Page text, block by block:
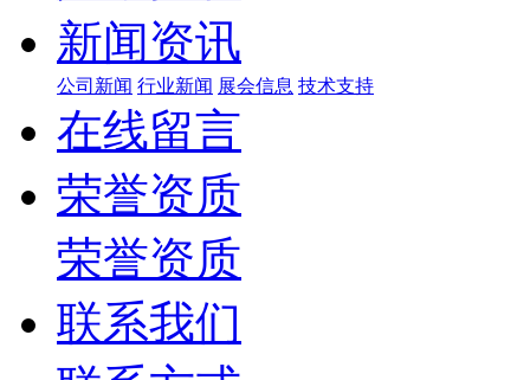
新闻资讯
公司新闻 行业新闻 展会信息 技术支持
在线留言
荣誉资质
荣誉资质
联系我们